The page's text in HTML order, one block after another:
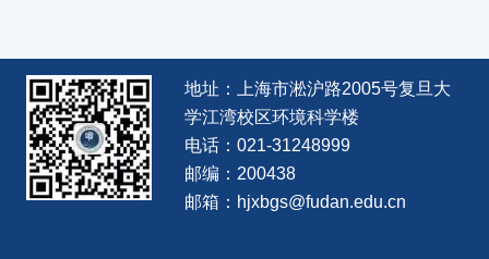
地址：上海市淞沪路2005号复旦大
学江湾校区环境科学楼
电话：021-31248999
邮编：200438
邮箱：hjxbgs@fudan.edu.cn